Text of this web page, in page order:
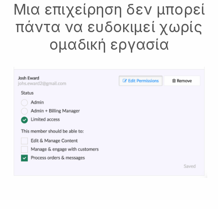
Μια επιχείρηση δεν μπορεί
πάντα να ευδοκιμεί χωρίς
ομαδική εργασία